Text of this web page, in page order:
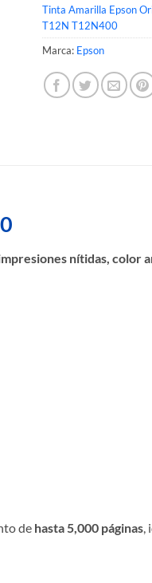
Tinta Amarilla Epson
T12N T12N400
Marca: Epson
nítidas, color
de hasta 5,000 páginas,